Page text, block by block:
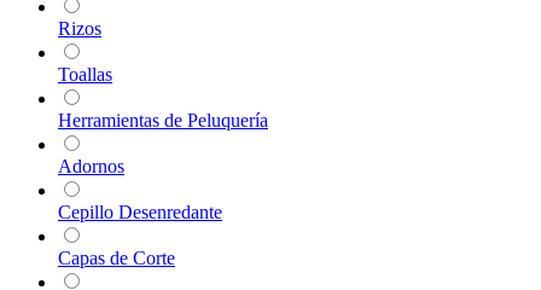
Rizos
Toallas
Herramientas de Peluquería
Adornos
Cepillo Desenredante
Capas de Corte